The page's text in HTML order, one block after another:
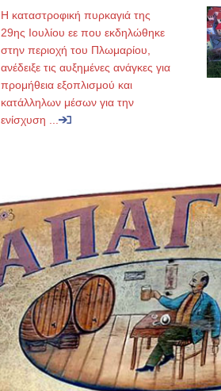
Η καταστροφική πυρκαγιά της
29ης Ιουλίου εε που εκδηλώθηκε
στην περιοχή του Πλωμαρίου,
ανέδειξε τις αυξημένες ανάγκες για
προμήθεια εξοπλισμού και
κατάλληλων μέσων για την
ενίσχυση ...